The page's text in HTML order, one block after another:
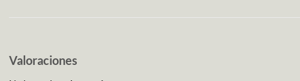
Valoraciones